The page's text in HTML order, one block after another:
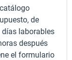
de
días laborables
después
el formulario